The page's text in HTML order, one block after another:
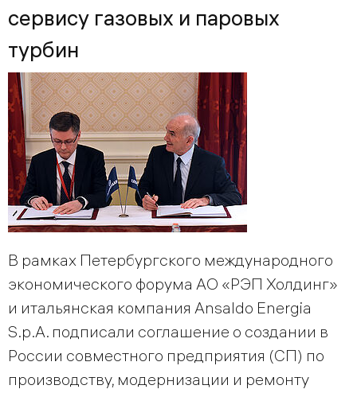
сервису газовых и паровых
турбин
В рамках Петербургского международного
экономического форума АО «РЭП Холдинг»
и итальянская компания Ansaldo Energia
S.p.A. подписали соглашение о создании в
России совместного предприятия (СП) по
производству, модернизации и ремонту